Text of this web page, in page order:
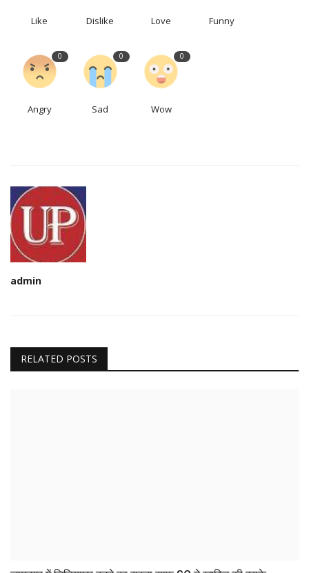
Like Dislike Love Funny
0
Angry
0
Sad
0
Wow
admin
RELATED POSTS